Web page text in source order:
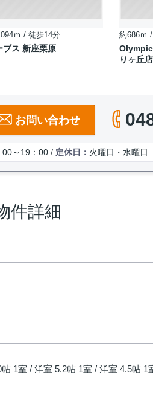
ｍ / 徒歩14分
ブス 新座栗原
約686ｍ
りヶ丘店
お問い合わせ
00～19：00 / 定休日： 火曜日・水曜日
件詳細
1室 / 洋室 5.2帖 1室 / 洋室 4.5帖 1